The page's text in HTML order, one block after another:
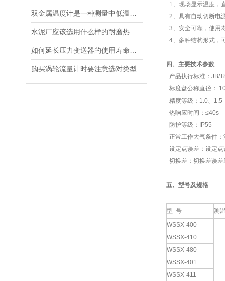
购买涡轮流量计时要注意选对类型
1、现场显示温度，
2、具有自动切断电
3、安全可靠，使用
4、多种结构形式，
四、 主要技术参数
产品执行标准：JB/
标度盘公称直径：
精度等级：1.0、1.5
热响应时间：≤40s
防护等级：IP55
正常工作大气条件
设定点误差：设定
切换差：切换差误
五、型号及规格
型 号
测
WSSX-400
WSSX-410
WSSX-480
WSSX-401
WSSX-411